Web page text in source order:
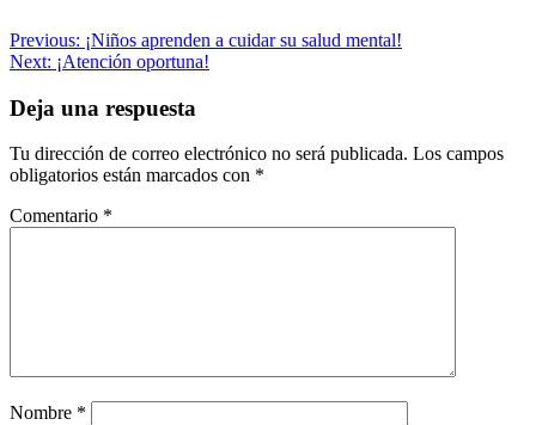
Navegación
de
entradas
Previous: ¡Niños aprenden a cuidar su salud mental!
Next: ¡Atención oportuna!
Deja una respuesta
Tu dirección de correo electrónico no será publicada. Los campos
obligatorios están marcados con *
Comentario *
Nombre *